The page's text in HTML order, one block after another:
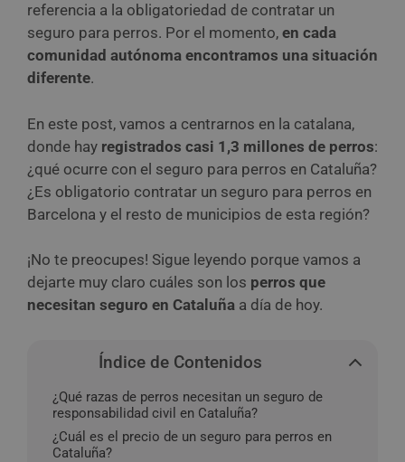
referencia a la obligatoriedad de contratar un
seguro para perros. Por el momento, en cada
comunidad autónoma encontramos una situación
diferente.
En este post, vamos a centrarnos en la catalana,
donde hay registrados casi 1,3 millones de perros:
¿qué ocurre con el seguro para perros en Cataluña?
¿Es obligatorio contratar un seguro para perros en
Barcelona y el resto de municipios de esta región?
¡No te preocupes! Sigue leyendo porque vamos a
dejarte muy claro cuáles son los perros que
necesitan seguro en Cataluña a día de hoy.
Índice de Contenidos
¿Qué razas de perros necesitan un seguro de
responsabilidad civil en Cataluña?
¿Cuál es el precio de un seguro para perros en
Cataluña?